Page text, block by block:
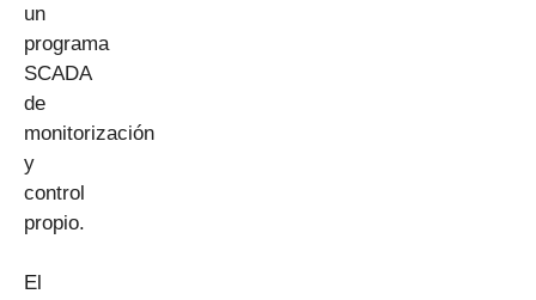
un
programa
SCADA
de
monitorización
y
control
propio.
El